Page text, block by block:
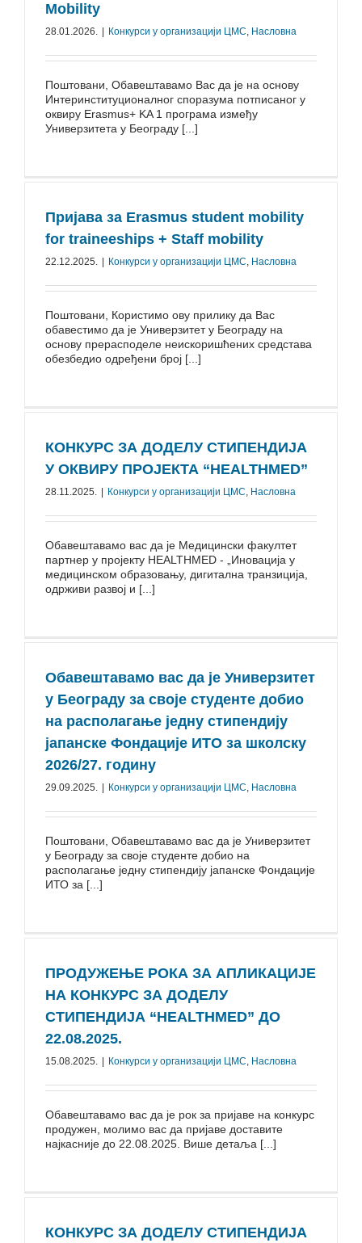
Mobility
28.01.2026. Конкурси у организацији ЦМС, Насловна
Поштовани, Обавештавамо Вас да је на основу
Интеринституционалног споразума потписаног у
оквиру Erasmus+ KA 1 програма између
Универзитета у Београду [...]
Пријава за Erasmus student mobility
for traineeships + Staff mobility
22.12.2025. Конкурси у организацији ЦМС, Насловна
Поштовани, Користимо ову прилику да Вас
обавестимо да је Универзитет у Београду на
основу прерасподеле неискоришћених средстава
обезбедио одређени број [...]
КОНКУРС ЗА ДОДЕЛУ СТИПЕНДИЈА
У ОКВИРУ ПРОЈЕКТА “HEALTHMED”
28.11.2025. Конкурси у организацији ЦМС, Насловна
Обавештавамо вас да је Медицински факултет
партнер у пројекту HEALTHMED - „Иновација у
медицинском образовању, дигитална транзиција,
одрживи развој и [...]
Обавештавамо вас да је Универзитет
у Београду за своје студенте добио
на располагање једну стипендију
јапанске Фондације ИТО за школску
2026/27. годину
29.09.2025. Конкурси у организацији ЦМС, Насловна
Поштовани, Обавештавамо вас да је Универзитет
у Београду за своје студенте добио на
располагање једну стипендију јапанске Фондације
ИТО за [...]
ПРОДУЖЕЊЕ РОКА ЗА АПЛИКАЦИЈЕ
НА КОНКУРС ЗА ДОДЕЛУ
СТИПЕНДИЈА “HEALTHMED” ДО
22.08.2025.
15.08.2025. Конкурси у организацији ЦМС, Насловна
Обавештавамо вас да је рок за пријаве на конкурс
продужен, молимо вас да пријаве доставите
најкасније до 22.08.2025. Више детаља [...]
КОНКУРС ЗА ДОДЕЛУ СТИПЕНДИЈА